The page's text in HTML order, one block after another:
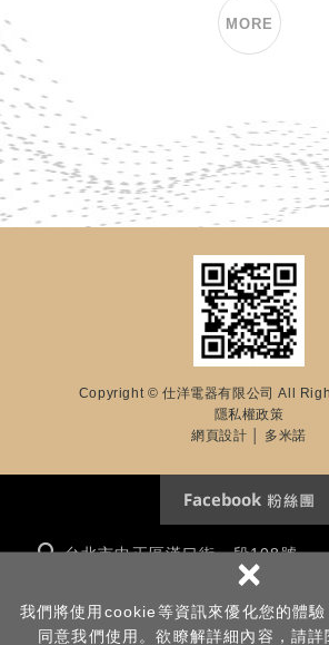
我們將使用cookie等資訊來優化您的體
同意我們使用。欲瞭解詳細內容，請詳
×
MORE
Copyright © 仕洋電器有限公司 All
隱私權政策
網頁設計 │ 多米諾
台北市中正區漢口街一段108號
Line : @shinyang /https://
周一至周六 11:00～21:00